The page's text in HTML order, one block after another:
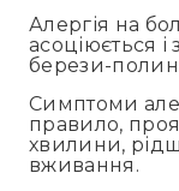
Алергія на
асоціюється
берези-
Симптоми
правило,
хвилини,
вживання.